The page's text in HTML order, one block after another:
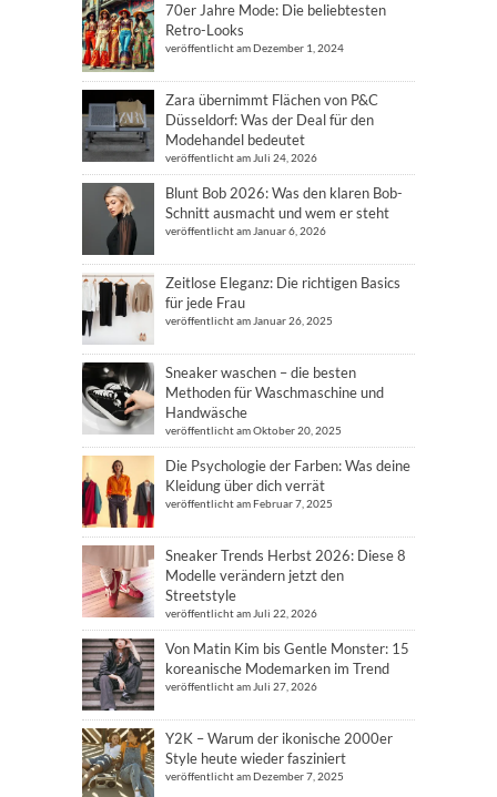
70er Jahre Mode: Die beliebtesten
Retro-Looks
veröffentlicht am Dezember 1, 2024
Zara übernimmt Flächen von P&C
Düsseldorf: Was der Deal für den
Modehandel bedeutet
veröffentlicht am Juli 24, 2026
Blunt Bob 2026: Was den klaren Bob-
Schnitt ausmacht und wem er steht
veröffentlicht am Januar 6, 2026
Zeitlose Eleganz: Die richtigen Basics
für jede Frau
veröffentlicht am Januar 26, 2025
Sneaker waschen – die besten
Methoden für Waschmaschine und
Handwäsche
veröffentlicht am Oktober 20, 2025
Die Psychologie der Farben: Was deine
Kleidung über dich verrät
veröffentlicht am Februar 7, 2025
Sneaker Trends Herbst 2026: Diese 8
Modelle verändern jetzt den
Streetstyle
veröffentlicht am Juli 22, 2026
Von Matin Kim bis Gentle Monster: 15
koreanische Modemarken im Trend
veröffentlicht am Juli 27, 2026
Y2K – Warum der ikonische 2000er
Style heute wieder fasziniert
veröffentlicht am Dezember 7, 2025